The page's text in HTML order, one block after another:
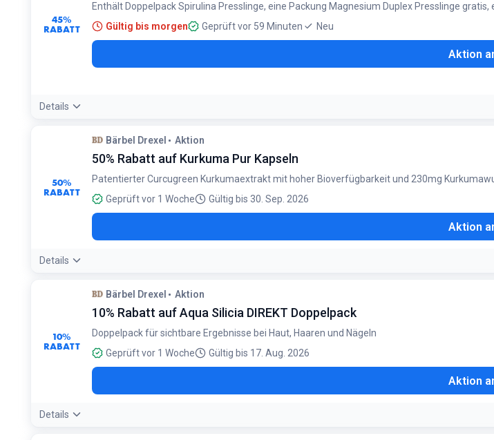
45%
RABATT
Enthält Doppelpack Spirulina Presslinge, eine Packung Magnesium Duplex Presslinge
Gültig bis morgen
Geprüft vor 59 Minuten Neu
Aktion
Details
Bedingungen:
50%
RABATT
Bärbel Drexel Aktion
50% Rabatt auf Kurkuma Pur Kapseln
Patentierter Curcugreen Kurkumaextrakt mit hoher Bioverfügbarkeit und 230mg
Geprüft vor 1 Woche
Gültig bis 30. Sep. 2026
Aktion
Details
10%
RABATT
Bärbel Drexel Aktion
10% Rabatt auf Aqua Silicia DIREKT Doppelpack
Doppelpack für sichtbare Ergebnisse bei Haut, Haaren und Nägeln
Geprüft vor 1 Woche
Gültig bis 17. Aug. 2026
Aktion
Details